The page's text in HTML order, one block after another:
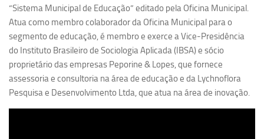
“Sistema Municipal de Educação” editado pela Oficina Municipal.
Atua como membro colaborador da Oficina Municipal para o
segmento de educação, é membro e exerce a Vice-Presidência
do Instituto Brasileiro de Sociologia Aplicada (IBSA) e sócio
proprietário das empresas Peporine & Lopes, que fornece
assessoria e consultoria na área de educação e da Lychnoflora
Pesquisa e Desenvolvimento Ltda, que atua na área de inovação.